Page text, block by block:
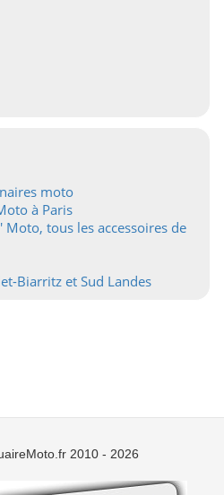
moto
à Paris
tous les accessoires de
Biarritz et Sud Landes
2010 - 2026